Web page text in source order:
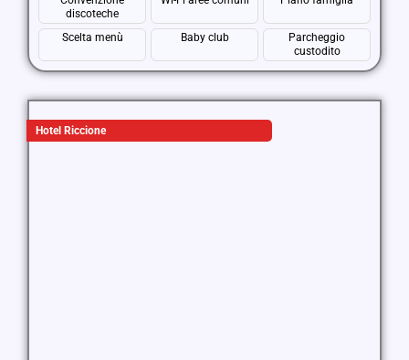
discoteche
Scelta menù Baby club
Parcheggio
custodito
Hotel Riccione